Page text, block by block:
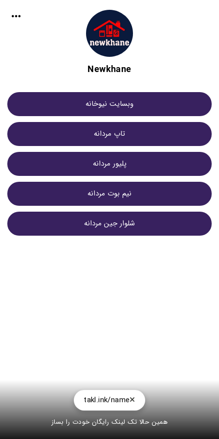
Newkhane
وبسایت نیوخانه
تاپ مردانه
پلیور مردانه
نیم بوت مردانه
شلوار جین مردانه
takl.ink/name
همین حالا تک لینک رایگان خودت را بساز